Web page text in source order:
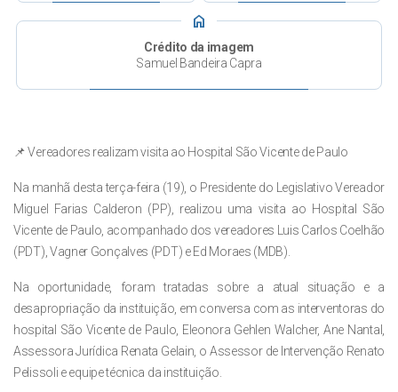
home
Crédito da imagem
Samuel Bandeira Capra
📌 Vereadores realizam visita ao Hospital São Vicente de Paulo
Na manhã desta terça-feira (19), o Presidente do Legislativo Vereador
Miguel Farias Calderon (PP), realizou uma visita ao Hospital São
Vicente de Paulo, acompanhado dos vereadores Luis Carlos Coelhão
(PDT), Vagner Gonçalves (PDT) e Ed Moraes (MDB).
Na oportunidade, foram tratadas sobre a atual situação e a
desapropriação da instituição, em conversa com as interventoras do
hospital São Vicente de Paulo, Eleonora Gehlen Walcher, Ane Nantal,
Assessora Jurídica Renata Gelain, o Assessor de Intervenção Renato
Pelissoli e equipe técnica da instituição.